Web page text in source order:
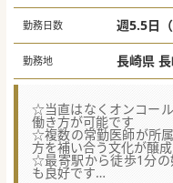
勤務日数 週5.5日
勤務地 長
☆当直はなくオンコー
働き方が可能です
☆複数の常勤医師が所
方を補い合う文化が醸
☆最寄駅から徒歩1分の
も良好です